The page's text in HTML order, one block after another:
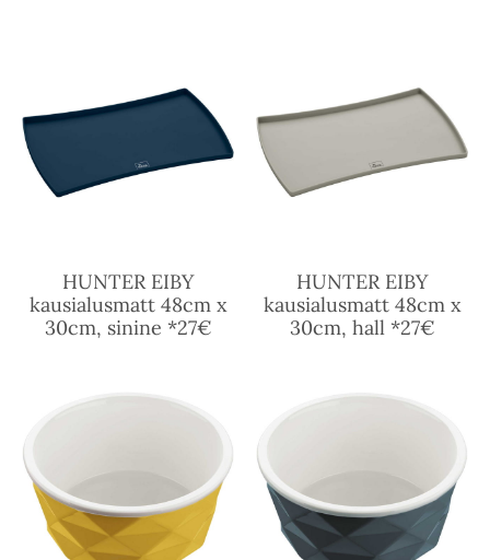
HUNTER EIBY
kausialusmatt 48cm x
30cm, sinine *27€
HUNTER EIBY
kausialusmatt 48cm x
30cm, hall *27€